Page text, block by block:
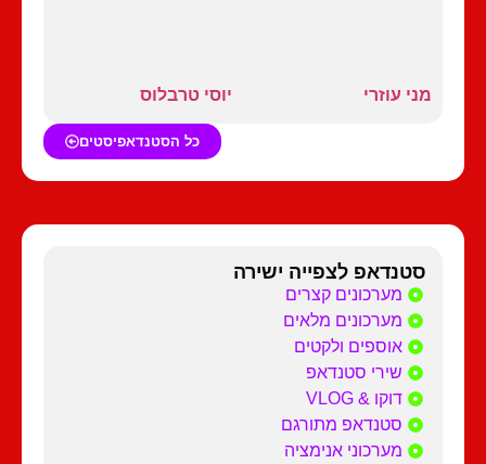
מני עוזרי יוסי טרבלוס
כל הסטנדאפיסטים
סטנדאפ לצפייה ישירה
מערכונים קצרים
מערכונים מלאים
אוספים ולקטים
שירי סטנדאפ
דוקו & VLOG
סטנדאפ מתורגם
מערכוני אנימציה